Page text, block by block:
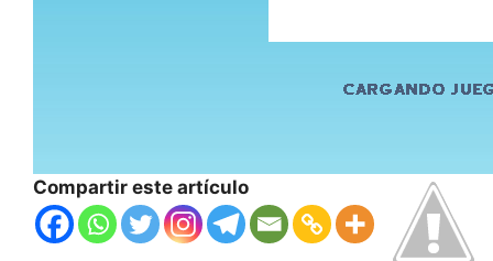
Compartir este artículo